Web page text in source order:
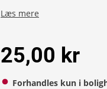
Læs mere
25,00 kr
Forhandles kun i